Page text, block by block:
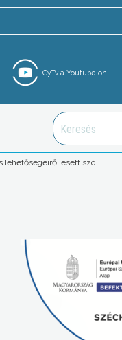
GyTv a Youtube-on
lehetőségeiről esett szó